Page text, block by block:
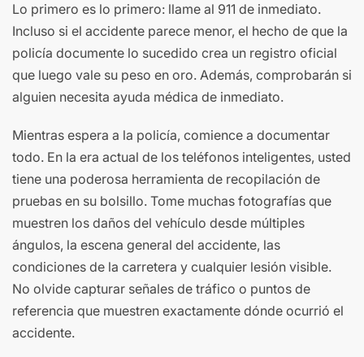
Lo primero es lo primero: llame al 911 de inmediato.
Incluso si el accidente parece menor, el hecho de que la
policía documente lo sucedido crea un registro oficial
que luego vale su peso en oro. Además, comprobarán si
alguien necesita ayuda médica de inmediato.
Mientras espera a la policía, comience a documentar
todo. En la era actual de los teléfonos inteligentes, usted
tiene una poderosa herramienta de recopilación de
pruebas en su bolsillo. Tome muchas fotografías que
muestren los daños del vehículo desde múltiples
ángulos, la escena general del accidente, las
condiciones de la carretera y cualquier lesión visible.
No olvide capturar señales de tráfico o puntos de
referencia que muestren exactamente dónde ocurrió el
accidente.